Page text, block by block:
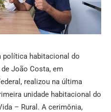
política habitacional do
João Costa, em
realizou na última
unidade habitacional do
– Rural. A cerimônia,